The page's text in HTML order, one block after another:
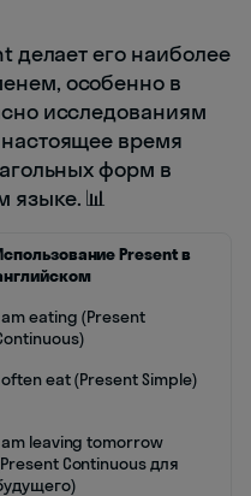
делает его наиболее
особенно в
исследованиям
время
форм в
языке. 📊
Present в
am eating (Present
often eat (Present Simple)
am leaving tomorrow
Continuous для